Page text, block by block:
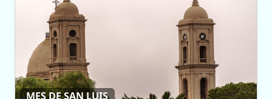
MES DE SAN LUIS